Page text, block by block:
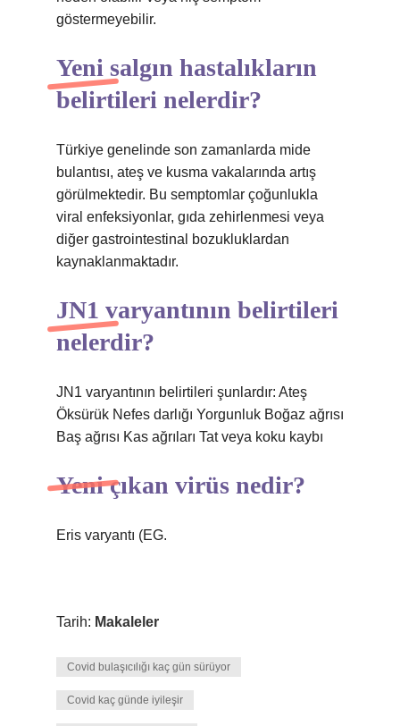
göstermeyebilir.
Yeni salgın hastalıkların
belirtileri nelerdir?
Türkiye genelinde son zamanlarda mide
bulantısı, ateş ve kusma vakalarında artış
görülmektedir. Bu semptomlar çoğunlukla
viral enfeksiyonlar, gıda zehirlenmesi veya
diğer gastrointestinal bozukluklardan
kaynaklanmaktadır.
JN1 varyantının belirtileri
nelerdir?
JN1 varyantının belirtileri şunlardır: Ateş
Öksürük Nefes darlığı Yorgunluk Boğaz ağrısı
Baş ağrısı Kas ağrıları Tat veya koku kaybı
Yeni çıkan virüs nedir?
Eris varyantı (EG.
Tarih: Makaleler
Covid bulaşıcılığı kaç gün sürüyor
Covid kaç günde iyileşir